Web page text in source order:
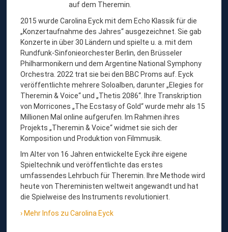
L
I
N
A
E
Y
C
K
,
T
H
E
R
E
M
auf dem Theremin.
2015 wurde Carolina Eyck mit dem Echo Klassik für die
„Konzertaufnahme des Jahres“ ausgezeichnet. Sie gab
Konzerte in über 30 Ländern und spielte u. a. mit dem
Rundfunk-Sinfonieorchester Berlin, den Brüsseler
Philharmonikern und dem Argentine National Symphony
Orchestra. 2022 trat sie bei den BBC Proms auf. Eyck
veröffentlichte mehrere Soloalben, darunter „Elegies for
Theremin & Voice“ und „Thetis 2086“. Ihre Transkription
von Morricones „The Ecstasy of Gold“ wurde mehr als 15
Millionen Mal online aufgerufen. Im Rahmen ihres
Projekts „Theremin & Voice“ widmet sie sich der
Komposition und Produktion von Filmmusik.
Im Alter von 16 Jahren entwickelte Eyck ihre eigene
Spieltechnik und veröffentlichte das erstes
umfassendes Lehrbuch für Theremin. Ihre Methode wird
heute von Thereministen weltweit angewandt und hat
die Spielweise des Instruments revolutioniert.
Mehr Infos zu Carolina Eyck